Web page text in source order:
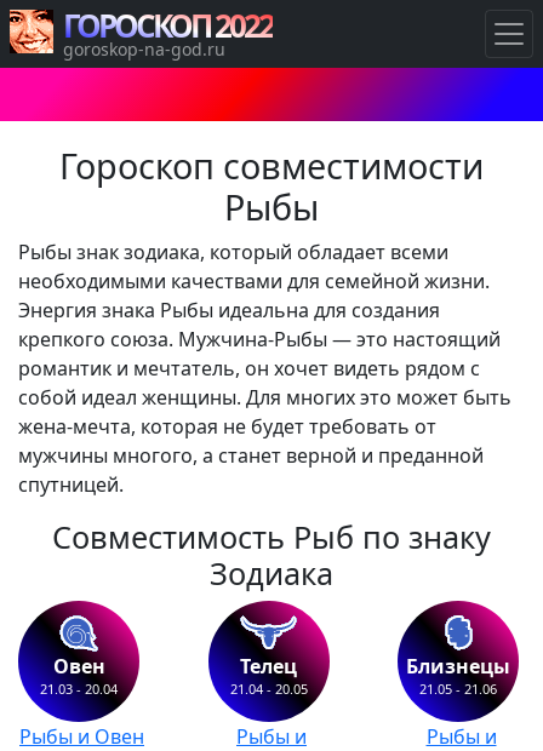
Гороскоп совместимости
Рыбы
Рыбы знак зодиака, который обладает всеми
необходимыми качествами для семейной жизни.
Энергия знака Рыбы идеальна для создания
крепкого союза. Мужчина-Рыбы — это настоящий
романтик и мечтатель, он хочет видеть рядом с
собой идеал женщины. Для многих это может быть
жена-мечта, которая не будет требовать от
мужчины многого, а станет верной и преданной
спутницей.
Совместимость Рыб по знаку
Зодиака
Овен
21.03 - 20.04
Рыбы и Овен
Телец
21.04 - 20.05
Рыбы и
Близнецы
21.05 - 21.06
Рыбы и
ГОРОСКОП 2022
goroskop-na-god.ru